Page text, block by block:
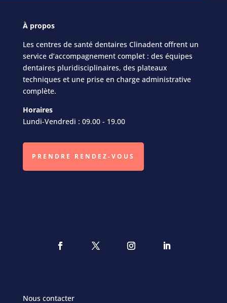
Àpropos
Les centres de santé dentaires Clinadent offrent un
service d’accompagnement complet : des équipes
dentaires pluridisciplinaires, des plateaux
techniques et une prise en charge administrative
complète.
Horaires
Lundi-Vendredi : 09.00 - 19.00
PRENDRE RENDEZ-VOUS
Nous contacter